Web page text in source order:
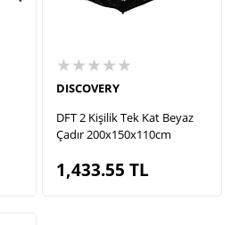
★★★★★
DISCOVERY
DFT 2 Kişilik Tek Kat Beyaz
Çadır 200x150x110cm
1,433.55 TL